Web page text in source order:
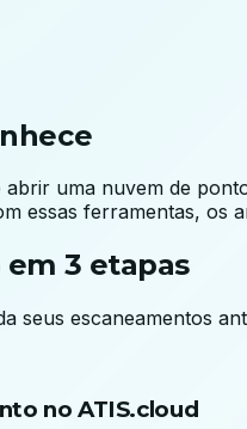
uma nuvem de
essas ferramentas, os
em 3 etapas
seus escaneamentos
no ATIS.cloud